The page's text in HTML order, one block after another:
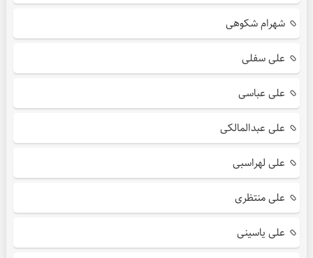
شهرام شکوهی
علی سفلی
علی عباسی
علی عبدالمالکی
علی لهراسبی
علی منتظری
علی یاسینی